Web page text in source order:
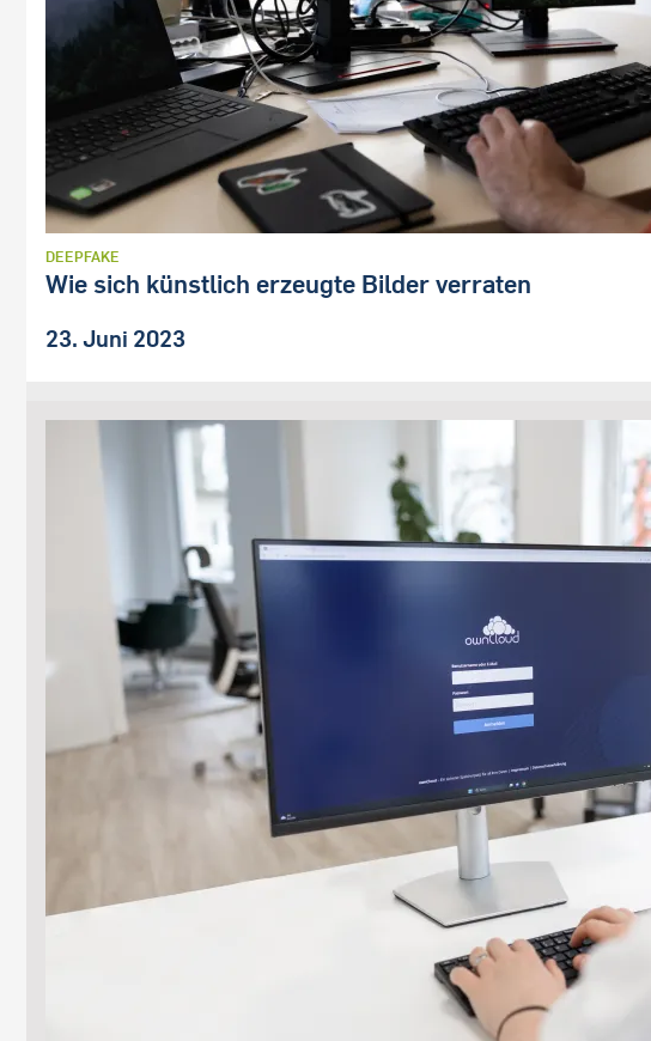
DEEPFAKE
Wie sich künstlich erzeugte Bilder verraten
23. Juni 2023